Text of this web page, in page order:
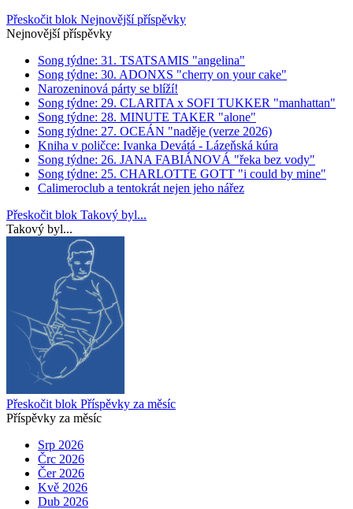
Přeskočit blok Nejnovější příspěvky
Nejnovější příspěvky
Song týdne: 31. TSATSAMIS "angelina"
Song týdne: 30. ADONXS "cherry on your cake"
Narozeninová párty se blíží!
Song týdne: 29. CLARITA x SOFI TUKKER "manhattan"
Song týdne: 28. MINUTE TAKER "alone"
Song týdne: 27. OCEÁN "naděje (verze 2026)
Kniha v poličce: Ivanka Devátá - Lázeňská kúra
Song týdne: 26. JANA FABIÁNOVÁ "řeka bez vody"
Song týdne: 25. CHARLOTTE GOTT "i could by mine"
Calimeroclub a tentokrát nejen jeho nářez
Přeskočit blok Takový byl...
Takový byl...
Přeskočit blok Příspěvky za měsíc
Příspěvky za měsíc
Srp 2026
Črc 2026
Čer 2026
Kvě 2026
Dub 2026